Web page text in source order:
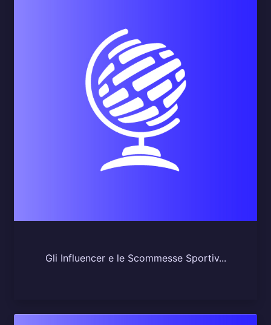
Gli Influencer e le Scommesse Sportiv...